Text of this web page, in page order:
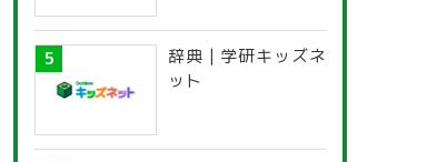
辞典 | 学研キッズネ
ット